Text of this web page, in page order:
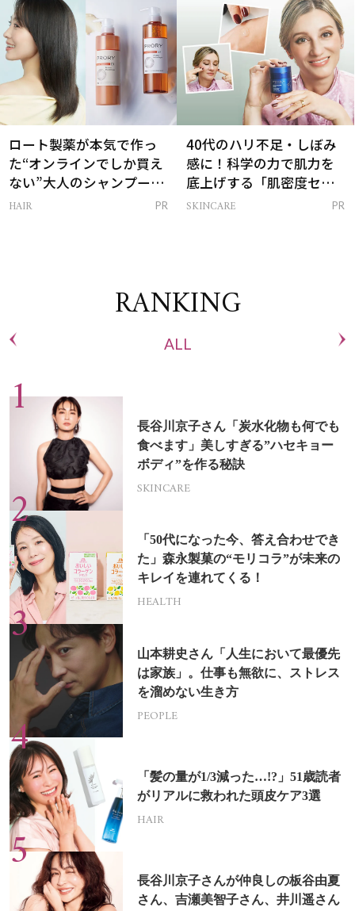
ロート製薬が本気で作っ
た“オンラインでしか買え
ない”大人のシャンプー＆
トリートメントって？
HAIR PR
40代のハリ不足・しぼみ
感に！科学の力で肌力を
底上げする「肌密度セラ
ム」
SKINCARE PR
RANKING
ALL
長谷川京子さん「炭水化物も何でも
食べます」美しすぎる”ハセキョー
ボディ”を作る秘訣
SKINCARE
「50代になった今、答え合わせでき
た」森永製菓の“モリコラ”が未来の
キレイを連れてくる！
HEALTH
山本耕史さん「人生において最優先
は家族」。仕事も無欲に、ストレス
を溜めない生き方
PEOPLE
「髪の量が1/3減った…!?」51歳読者
がリアルに救われた頭皮ケア3選
HAIR
長谷川京子さんが仲良しの板谷由夏
さん、吉瀬美智子さん、井川遥さん